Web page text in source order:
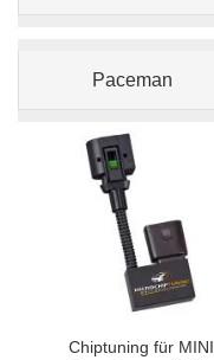
Paceman
Chiptuning für MINI